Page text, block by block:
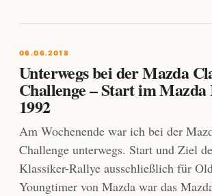
06.06.2018
Unterwegs bei der Mazda
Challenge – Start im Mazda
1992
Am Wochenende war ich bei der
Challenge unterwegs. Start und Ziel
Klassiker-Rallye ausschließlich für
Youngtimer von Mazda war das